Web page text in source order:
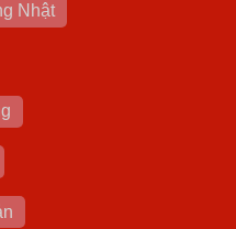
Nhật